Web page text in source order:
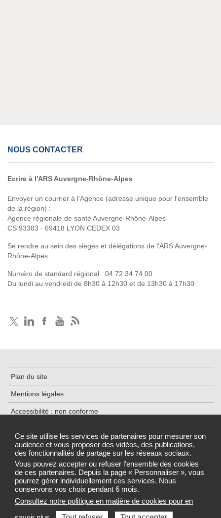
Ce site utilise les services de partenaires pour mesurer son
audience et vous proposer des vidéos, des publications,
des fonctionnalités de partage sur les réseaux sociaux.
Vous pouvez accepter ou refuser l’ensemble des cookies
de ces partenaires. Depuis la page « Personnaliser », vous
pourrez gérer individuellement ces services. Nous
conservons vos choix pendant 6 mois.
Consultez notre politique en matière de cookies pour en
NOUS CONTACTER
Ecrire à l'ARS Auvergne-Rhône-Alpes
Envoyer un courrier à l'Agence (adresse unique pour l'ensemble
de la région) :
Agence régionale de santé Auvergne-Rhône-Alpes
CS 93383 - 69418 LYON CEDEX 03
Se rendre au sein des sièges et délégations de l'ARS Auvergne-
Rhône-Alpes
Numéro de standard régional : 04 72 34 74 00
Du lundi au vendredi de 8h30 à 12h30 et de 13h30 à 17h30
Plan du site
Mentions légales
Accessibilité : non conforme
Cookies
Gestion des cookies
Sélectionnez une région pour accéder au site de votre Agence